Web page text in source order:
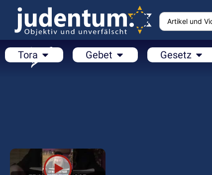
Tora Gebet Gesetz